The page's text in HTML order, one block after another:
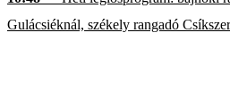
Gulácsiéknál, székely rangadó